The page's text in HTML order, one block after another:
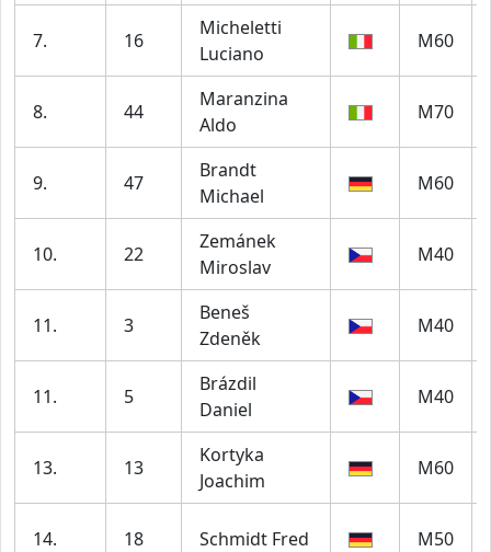
7. 16
Micheletti
Luciano
M60
8. 44
Maranzina
Aldo
M70
9. 47
Brandt
Michael
M60
10. 22
Zemánek
Miroslav
M40
11. 3
Beneš
Zdeněk
M40
11. 5
Brázdil
Daniel
M40
13. 13
Kortyka
Joachim
M60
14. 18 Schmidt Fred M50